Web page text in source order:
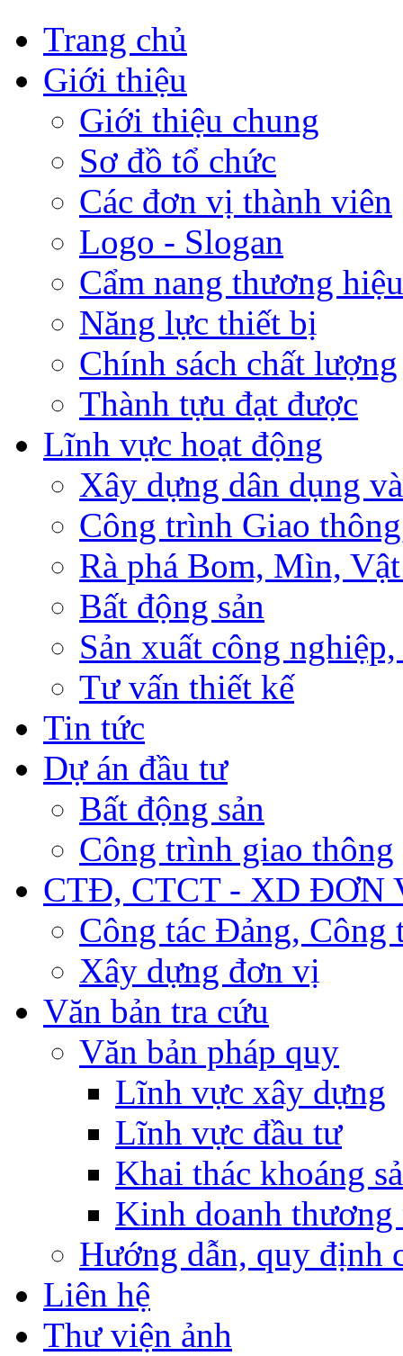
Trang chủ
Giới thiệu
Giới thiệu chung
Sơ đồ tổ chức
Các đơn vị thành viên
Logo - Slogan
Cẩm nang thương hiệu
Năng lực thiết bị
Chính sách chất lượng
Thành tựu đạt được
Lĩnh vực hoạt động
Xây dựng dân dụng
Công trình Giao
Rà phá Bom, Mìn,
Bất động sản
Sản xuất công
Tư vấn thiết kế
Tin tức
Dự án đầu tư
Bất động sản
Công trình giao thông
CTĐ, CTCT - XD ĐƠN
Công tác Đảng, Công
Xây dựng đơn vị
Văn bản tra cứu
Văn bản pháp quy
Lĩnh vực xây dựng
Lĩnh vực đầu tư
Khai thác khoáng
Kinh doanh thương
Hướng dẫn, quy định
Liên hệ
Thư viện ảnh